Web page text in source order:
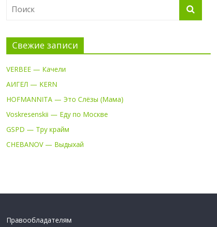
Свежие записи
VERBEE — Качели
АИГЕЛ — KERN
HOFMANNITA — Это Слёзы (Мама)
Voskresenskii — Еду по Москве
GSPD — Тру крайм
CHEBANOV — Выдыхай
Правообладателям